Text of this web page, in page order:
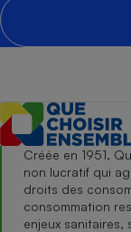
Créée en 1951,
non lucratif qui
droits des
consommation
enjeux sanitaires,